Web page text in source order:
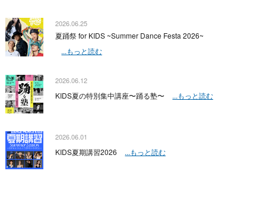
2026.06.25
夏踊祭 for KIDS ~Summer Dance Festa 2026~
...もっと読む
2026.06.12
KIDS夏の特別集中講座〜踊る塾〜 ...もっと読む
2026.06.01
KIDS夏期講習2026 ...もっと読む